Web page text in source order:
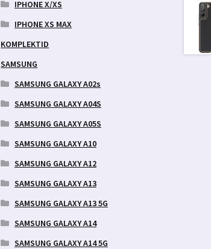
IPHONE X/XS
IPHONE XS MAX
KOMPLEKTID
SAMSUNG
SAMSUNG GALAXY A02s
SAMSUNG GALAXY A04S
SAMSUNG GALAXY A05S
SAMSUNG GALAXY A10
SAMSUNG GALAXY A12
SAMSUNG GALAXY A13
SAMSUNG GALAXY A13 5G
SAMSUNG GALAXY A14
SAMSUNG GALAXY A14 5G